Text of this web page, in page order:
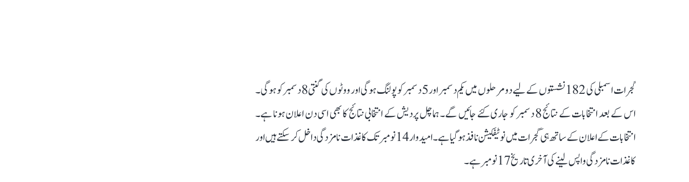
گجرات اسمبلی کی 182 نشستوں کے لیے دو مرحلوں میں یکم دسمبر اور 5 دسمبر کو پولنگ ہوگی اور ووٹوں کی گنتی 8 دسمبر کو ہوگی۔
اس کے بعد انتخابات کے نتائج 8 دسمبر کو جاری کئے جائیں گے۔ ہماچل پردیش کے انتخابی نتائج کا بھی اسی دن اعلان ہونا ہے۔
انتخابات کے اعلان کے ساتھ ہی گجرات میں نوٹیفکیشن نافذ ہو گیا ہے۔ امیدوار 14 نومبر تک کاغذات نامزدگی داخل کر سکتے ہیں اور
کاغذات نامزدگی واپس لینے کی آخری تاریخ 17 نومبر ہے۔